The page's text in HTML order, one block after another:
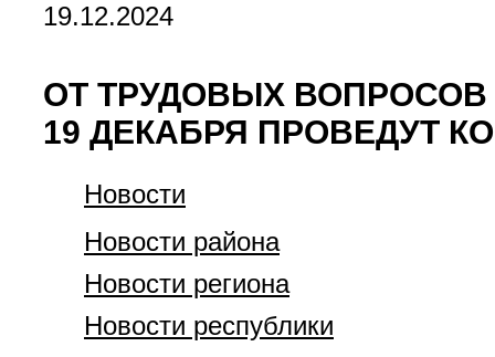
19.12.2024
ОТ ТРУДОВЫХ
19 ДЕКАБРЯ ПРОВЕДУТ
Новости
Новости района
Новости региона
Новости республики